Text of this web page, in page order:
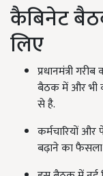
कैबिनेट
लिए
प्रधानमंत्री
बैठक में और भी
से है.
कर्मचारियों
बढ़ाने का फैसला